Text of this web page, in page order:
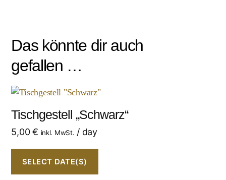
Das könnte dir auch
gefallen …
Tischgestell „Schwarz“
5,00€ inkl. MwSt. / day
SELECT DATE(S)